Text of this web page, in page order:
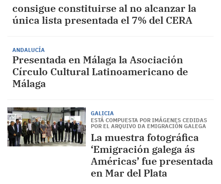
consigue constituirse al no alcanzar la
única lista presentada el 7% del CERA
ANDALUCÍA
Presentada en Málaga la Asociación
Círculo Cultural Latinoamericano de
Málaga
GALICIA
ESTÁ COMPUESTA POR IMÁGENES CEDIDAS
POR EL ARQUIVO DA EMIGRACIÓN GALEGA
La muestra fotográfica
‘Emigración galega ás
Américas’ fue presentada
en Mar del Plata